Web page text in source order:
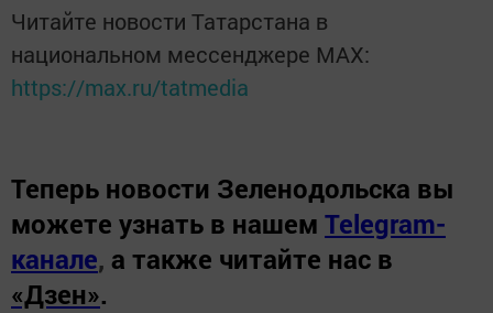
Читайте новости Татарстана в
национальном мессенджере MАХ:
https://max.ru/tatmedia
Теперь новости Зеленодольска вы
можете узнать в нашем Telegram-
канале, а также читайте нас в
«Дзен».